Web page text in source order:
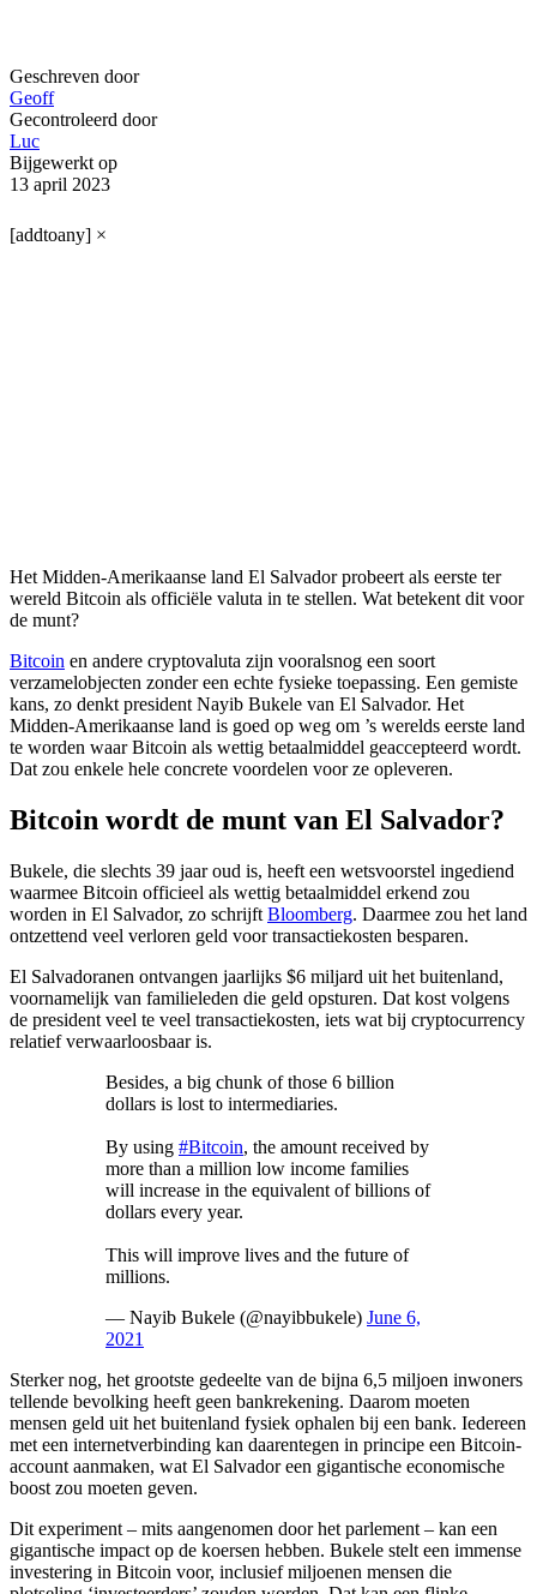
Geschreven door
Geoff
Gecontroleerd door
Luc
Bijgewerkt op
13 april 2023
[addtoany] ×
Het Midden-Amerikaanse land El Salvador probeert als eerste ter
wereld Bitcoin als officiële valuta in te stellen. Wat betekent dit voor
de munt?
Bitcoin en andere cryptovaluta zijn vooralsnog een soort
verzamelobjecten zonder een echte fysieke toepassing. Een gemiste
kans, zo denkt president Nayib Bukele van El Salvador. Het
Midden-Amerikaanse land is goed op weg om ’s werelds eerste land
te worden waar Bitcoin als wettig betaalmiddel geaccepteerd wordt.
Dat zou enkele hele concrete voordelen voor ze opleveren.
Bitcoin wordt de munt van El Salvador?
Bukele, die slechts 39 jaar oud is, heeft een wetsvoorstel ingediend
waarmee Bitcoin officieel als wettig betaalmiddel erkend zou
worden in El Salvador, zo schrijft Bloomberg. Daarmee zou het land
ontzettend veel verloren geld voor transactiekosten besparen.
El Salvadoranen ontvangen jaarlijks $6 miljard uit het buitenland,
voornamelijk van familieleden die geld opsturen. Dat kost volgens
de president veel te veel transactiekosten, iets wat bij cryptocurrency
relatief verwaarloosbaar is.
Besides, a big chunk of those 6 billion
dollars is lost to intermediaries.
By using #Bitcoin, the amount received by
more than a million low income families
will increase in the equivalent of billions of
dollars every year.
This will improve lives and the future of
millions.
— Nayib Bukele (@nayibbukele) June 6,
2021
Sterker nog, het grootste gedeelte van de bijna 6,5 miljoen inwoners
tellende bevolking heeft geen bankrekening. Daarom moeten
mensen geld uit het buitenland fysiek ophalen bij een bank. Iedereen
met een internetverbinding kan daarentegen in principe een Bitcoin-
account aanmaken, wat El Salvador een gigantische economische
boost zou moeten geven.
Dit experiment – mits aangenomen door het parlement – kan een
gigantische impact op de koersen hebben. Bukele stelt een immense
investering in Bitcoin voor, inclusief miljoenen mensen die